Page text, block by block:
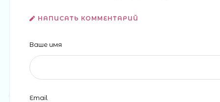
НАПИСАТЬ КОММЕНТАРИЙ
Ваше имя
Email